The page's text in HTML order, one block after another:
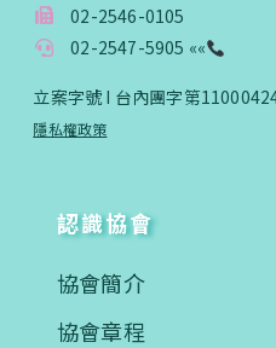
02-2546-0105
02-2547-5905 ««
立案字號 I 台內團字第
隱私權政策
認識協會
協會簡介
協會章程